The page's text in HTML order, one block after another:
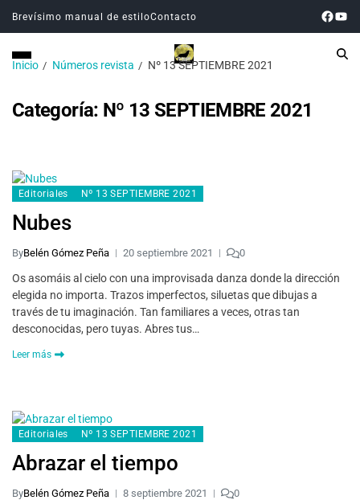
Brevísimo manual de estiloContacto
Inicio Números revista Nº 13 SEPTIEMBRE 2021
Categoría: Nº 13 SEPTIEMBRE 2021
Editoriales Nº 13 SEPTIEMBRE 2021
Nubes
ByBelén Gómez Peña 20 septiembre 2021 0
Os asomáis al cielo con una improvisada danza donde la dirección
elegida no importa. Trazos imperfectos, siluetas que dibujas a
través de tu imaginación. Tan familiares a veces, otras tan
desconocidas, pero tuyas. Abres tus…
Leer más
Editoriales Nº 13 SEPTIEMBRE 2021
Abrazar el tiempo
ByBelén Gómez Peña 8 septiembre 2021 0